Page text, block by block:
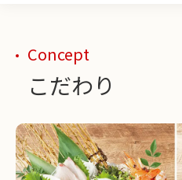
Concept
こだわり